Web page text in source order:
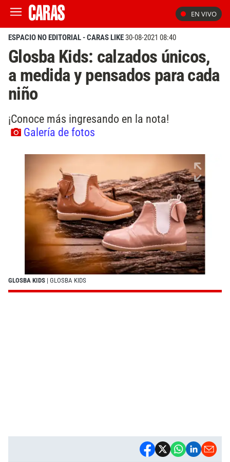
EN VIVO
ESPACIO NO EDITORIAL - CARAS LIKE30-08-2021 08:40
Glosba Kids: calzados únicos,
a medida y pensados para cada
niño
¡Conoce más ingresando en la nota!
Galería de fotos
GLOSBA KIDS | GLOSBA KIDS